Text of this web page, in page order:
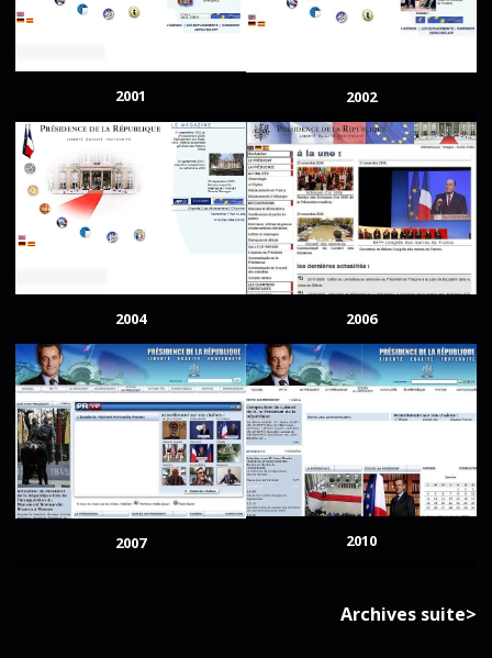
2001 2002
2004 2006
2007 2010
Archives suite>